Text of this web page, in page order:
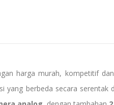
harga murah, kompetitif
yang berbeda secara serentak